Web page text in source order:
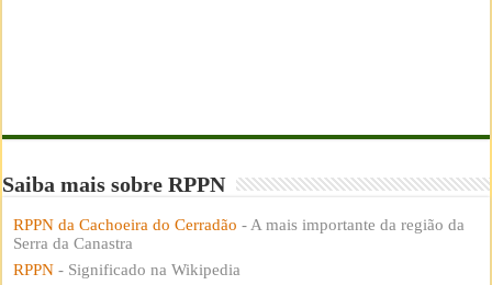
Saiba mais sobre RPPN
RPPN da Cachoeira do Cerradão - A mais importante da região da
Serra da Canastra
RPPN - Significado na Wikipedia